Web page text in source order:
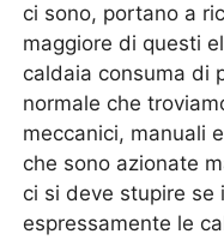
ci sono, portano a
maggiore di questi
caldaia consuma di
normale che
meccanici, manuali
che sono azionate
ci si deve stupire se
espressamente le